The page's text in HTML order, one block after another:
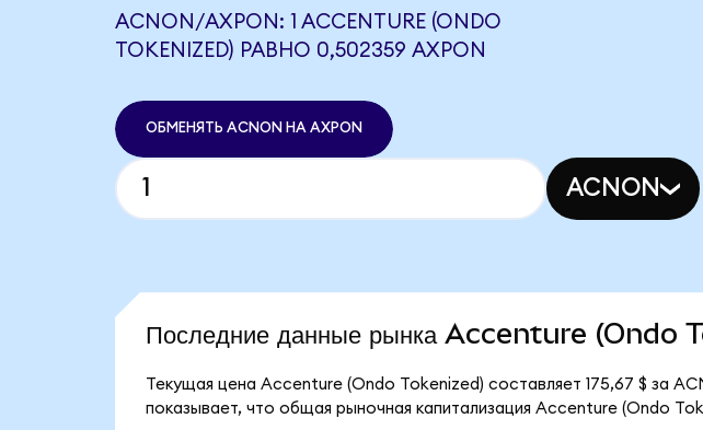
ACNON/AXPON: 1 ACCENTURE (ONDO
TOKENIZED) РАВНО 0,502359 AXPON
ОБМЕНЯТЬ ACNON НА AXPON
ACNON
Последние данные рынка Accenture (Ondo
Текущая цена Accenture (Ondo Tokenized) составляет 175,67 $ за
показывает, что общая рыночная капитализация Accenture (Ondo